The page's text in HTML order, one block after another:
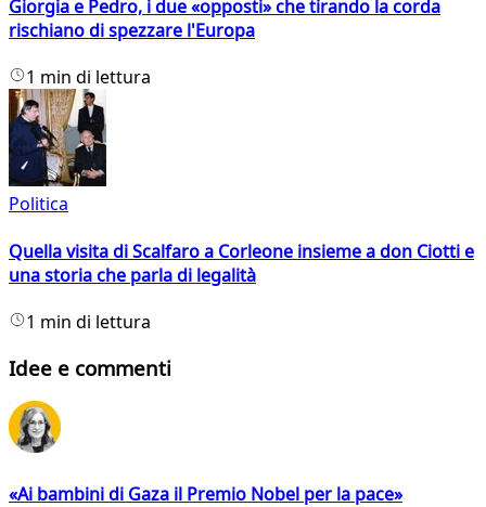
Giorgia e Pedro, i due «opposti» che tirando la corda
rischiano di spezzare l'Europa
1 min di lettura
Politica
Quella visita di Scalfaro a Corleone insieme a don Ciotti e
una storia che parla di legalità
1 min di lettura
Idee e commenti
«Ai bambini di Gaza il Premio Nobel per la pace»